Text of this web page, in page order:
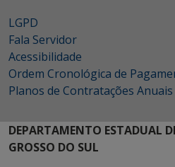
LGPD
Fala Servidor
Acessibilidade
Ordem Cronológica de
Planos de Contratações Anuais
DEPARTAMENTO ESTADUAL
GROSSO DO SUL